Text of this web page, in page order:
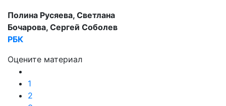
Полина Русяева, Светлана
Бочарова, Сергей Соболев
РБК
Оцените материал
1
2